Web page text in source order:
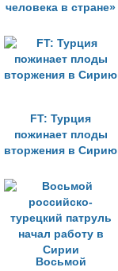
человека в стране»
FT: Турция
пожинает плоды
вторжения в Сирию
Восьмой